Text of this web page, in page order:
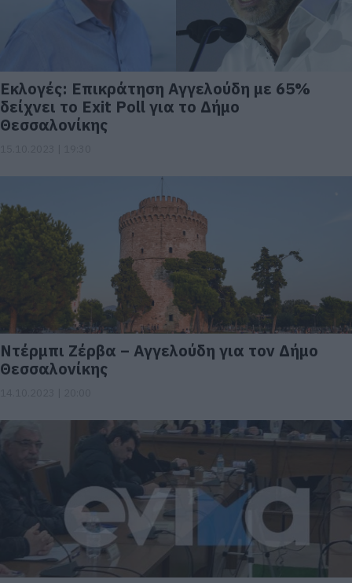
Εκλογές: Επικράτηση Αγγελούδη με 65%
δείχνει το Exit Poll για το Δήμο
Θεσσαλονίκης
Ντέρμπι Ζέρβα – Αγγελούδη για τον Δήμο
Θεσσαλονίκης